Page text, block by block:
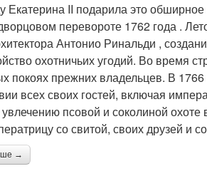
Екатерина II подарила это
перевороте 1762 года .
Антонио Ринальди ,
охотничьих угодий. Во время
покоях прежних владельцев. В
всех своих гостей, включая
псовой и соколиной охоте
со свитой, своих друзей и
→